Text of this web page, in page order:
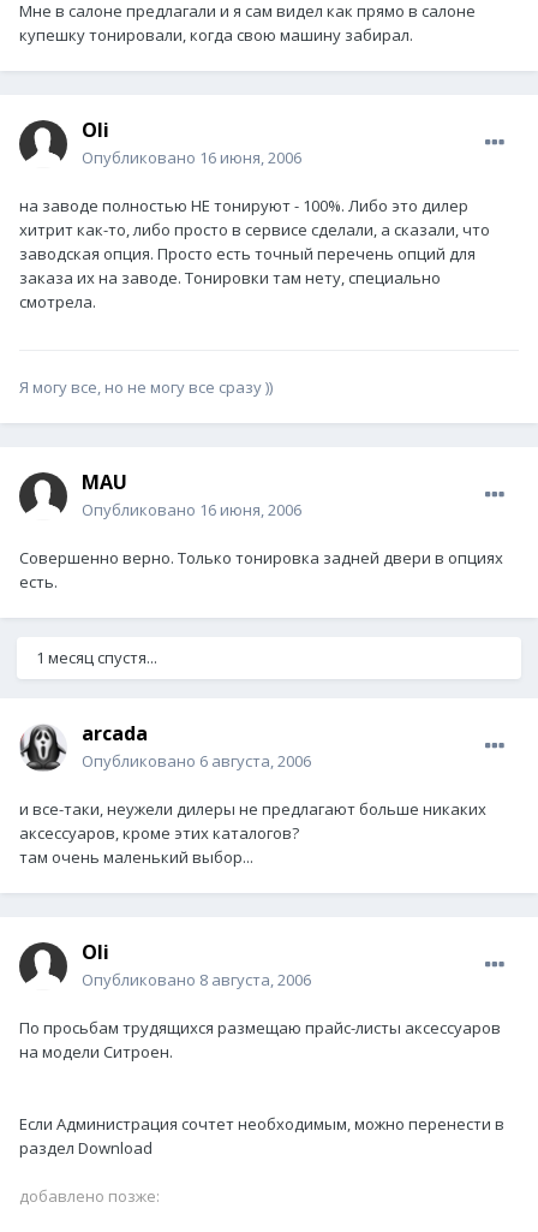
Мне в салоне предлагали и я сам видел как прямо в салоне
купешку тонировали, когда свою машину забирал.
Oli
Опубликовано 16 июня, 2006
на заводе полностью НЕ тонируют - 100%. Либо это дилер
хитрит как-то, либо просто в сервисе сделали, а сказали, что
заводская опция. Просто есть точный перечень опций для
заказа их на заводе. Тонировки там нету, специально
смотрела.
Я могу все, но не могу все сразу ))
MAU
Опубликовано 16 июня, 2006
Совершенно верно. Только тонировка задней двери в опциях
есть.
1 месяц спустя...
arcada
Опубликовано 6 августа, 2006
и все-таки, неужели дилеры не предлагают больше никаких
аксессуаров, кроме этих каталогов?
там очень маленький выбор...
Oli
Опубликовано 8 августа, 2006
По просьбам трудящихся размещаю прайс-листы аксессуаров
на модели Ситроен.
Если Администрация сочтет необходимым, можно перенести в
раздел Download
добавлено позже: